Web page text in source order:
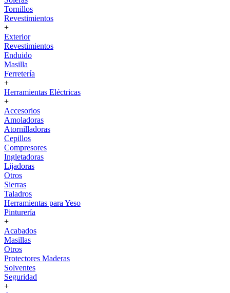
Tornillos
Revestimientos
+
Exterior
Revestimientos
Enduido
Masilla
Ferretería
+
Herramientas Eléctricas
+
Accesorios
Amoladoras
Atornilladoras
Cepillos
Compresores
Ingletadoras
Lijadoras
Otros
Sierras
Taladros
Herramientas para Yeso
Pinturería
+
Acabados
Masillas
Otros
Protectores Maderas
Solventes
Seguridad
+